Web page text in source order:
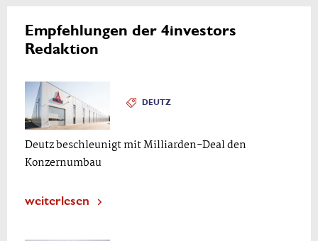
Empfehlungen der 4investors
Redaktion
DEUTZ
Deutz beschleunigt mit Milliarden-Deal den
Konzernumbau
weiterlesen